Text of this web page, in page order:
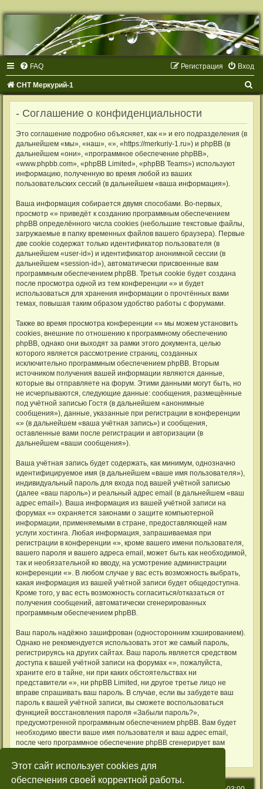
Этот сайт использует cookies для
обеспечения своей корректной работы.
с
а
я
FAQ Вход
Регистрация
СНТ Меркурий-1
- Соглашение о конфиденциальности
Это соглашение подробно объясняет, как «» и его подразделения (в
дальнейшем «мы», «наш», «», «https://merkuriy-1.ru») и phpBB (в
дальнейшем «они», «программное обеспечение phpBB»,
«www.phpbb.com», «phpBB Limited», «phpBB Teams») используют
информацию, полученную во время любой из ваших
пользовательских сессий (в дальнейшем «ваша информация»).
Ваша информация собирается двумя способами. Во-первых,
просмотр «» приведёт к созданию программным обеспечением
phpBB определённого числа cookies (небольшие текстовые файлы,
загружаемые в папку временных файлов вашего браузера). Первые
две cookie содержат только идентификатор пользователя (в
дальнейшем «user-id») и идентификатор анонимной сессии (в
дальнейшем «session-id»), автоматически присвоенные вам
программным обеспечением phpBB. Третья cookie будет создана
после просмотра одной из тем конференции «» и будет
использоваться для хранения информации о прочтённых вами
темах, повышая таким образом удобство работы с форумами.
Также во время просмотра конференции «» мы можем установить
cookies, внешние по отношению к программному обеспечению
phpBB, однако они выходят за рамки этого документа, целью
которого является рассмотрение страниц, созданных
исключительно программным обеспечением phpBB. Вторым
источником получения вашей информации являются данные,
которые вы отправляете на форум. Этими данными могут быть, но
не исчерпываются, следующие данные: сообщения, размещённые
под учётной записью Гостя (в дальнейшем «анонимные
сообщения»), данные, указанные при регистрации в конференции
«» (в дальнейшем «ваша учётная запись») и сообщения,
оставленные вами после регистрации и авторизации (в
дальнейшем «ваши сообщения»).
Ваша учётная запись будет содержать, как минимум, однозначно
идентифицируемое имя (в дальнейшем «ваше имя пользователя»),
индивидуальный пароль для входа под вашей учётной записью
(далее «ваш пароль») и реальный адрес email (в дальнейшем «ваш
адрес email»). Ваша информация из вашей учётной записи на
форумах «» охраняется законами о защите компьютерной
информации, применяемыми в стране, предоставляющей нам
услуги хостинга. Любая информация, запрашиваемая при
регистрации в конференции «», кроме вашего имени пользователя,
вашего пароля и вашего адреса email, может быть как необходимой,
так и необязательной ко вводу, на усмотрение администрации
конференции «». В любом случае у вас есть возможность выбрать,
какая информация из вашей учётной записи будет общедоступна.
Кроме того, у вас есть возможность согласиться/отказаться от
получения сообщений, автоматически сгенерированных
программным обеспечением phpBB.
Ваш пароль надёжно зашифрован (односторонним хэшированием).
Однако не рекомендуется использовать этот же самый пароль,
регистрируясь на других сайтах. Ваш пароль является средством
доступа к вашей учётной записи на форумах «», пожалуйста,
храните его в тайне, ни при каких обстоятельствах ни
представители «», ни phpBB Limited, ни другое третье лицо не
вправе спрашивать ваш пароль. В случае, если вы забудете ваш
пароль к вашей учётной записи, вы сможете воспользоваться
функцией восстановления пароля «Забыли пароль?»,
предусмотренной программным обеспечением phpBB. Вам будет
необходимо ввести ваше имя пользователя и ваш адрес email,
после чего программное обеспечение phpBB сгенерирует вам